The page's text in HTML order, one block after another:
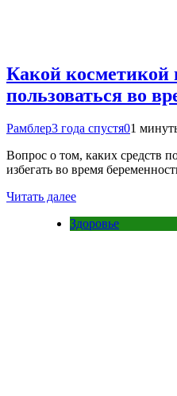
Какой косметикой
пользоваться во
Рамблер3 года спустя01
Вопрос о том, каких средств
избегать во время
Читать далее
Здоровье